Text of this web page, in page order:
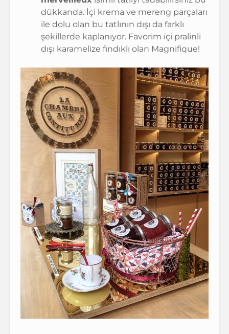
dükkanda. İçi krema ve mereng parçaları
ile dolu olan bu tatlının dışı da farklı
şekillerde kaplanıyor. Favorim içi pralinli
dışı karamelize fındıklı olan Magnifique!